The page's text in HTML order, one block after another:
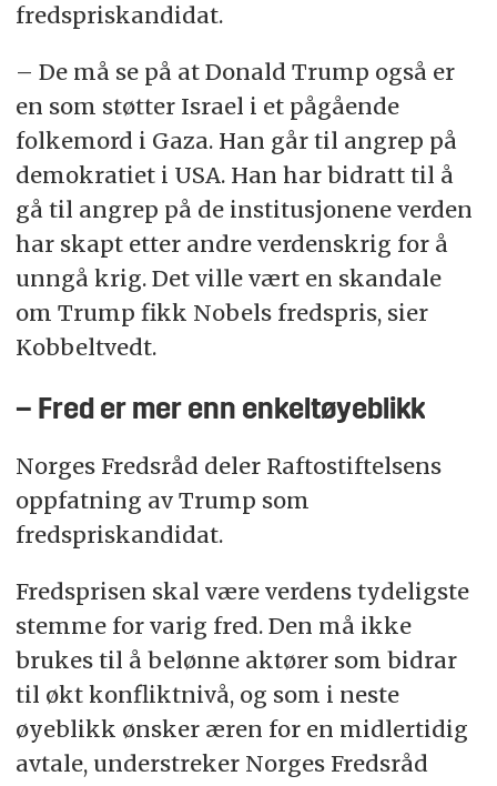
fredspriskandidat.
– De må se på at Donald Trump også er
en som støtter Israel i et pågående
folkemord i Gaza. Han går til angrep på
demokratiet i USA. Han har bidratt til å
gå til angrep på de institusjonene verden
har skapt etter andre verdenskrig for å
unngå krig. Det ville vært en skandale
om Trump fikk Nobels fredspris, sier
Kobbeltvedt.
– Fred er mer enn enkeltøyeblikk
Norges Fredsråd deler Raftostiftelsens
oppfatning av Trump som
fredspriskandidat.
Fredsprisen skal være verdens tydeligste
stemme for varig fred. Den må ikke
brukes til å belønne aktører som bidrar
til økt konfliktnivå, og som i neste
øyeblikk ønsker æren for en midlertidig
avtale, understreker Norges Fredsråd